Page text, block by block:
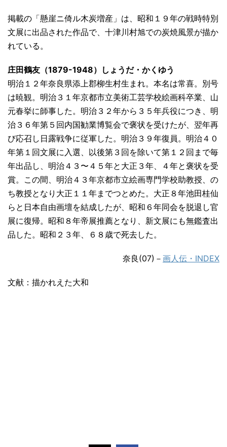
掲載の「懸崖ニ倚ル木炭増産」は、昭和１９年の戦時特別
文展に出品された作品で、十津川村旭での炭焼風景が描か
れている。
庄田鶴友（1879-1948）しょうだ・かくゆう
明治１２年奈良県添上郡柳生村生まれ。本名は常喜。別号
は暁観。明治３１年京都市立美術工芸学校絵画科卒業、山
元春挙に師事した。明治３２年から３５年兵役につき、明
治３６年第５回内国勧業博覧会で褒状を受けたが、翌年再
び応召し日露戦争に従軍した。明治３９年復員。明治４０
年第１回文展に入選、以後第３回を除いて第１２回まで毎
年出品し、明治４３〜４５年と大正３年、４年と褒状を受
賞。この間、明治４３年京都市立絵画専門学校助教授、の
ち教授となり大正１１年までつとめた。大正８年池田桂仙
らと日本自由画壇を結成したが、昭和６年同会を脱退し官
展に復帰。昭和８年帝展推薦となり、新文展にも無鑑査出
品した。昭和２３年、６８歳で死去した。
奈良(07)－ 画人伝・INDEX
文献：描かれえた大和